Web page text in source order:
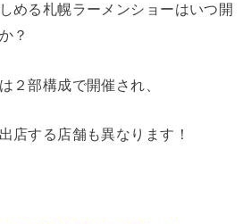
める札幌ラーメンショーはいつ開
？
２部構成で開催され、
店する店舗も異なります！